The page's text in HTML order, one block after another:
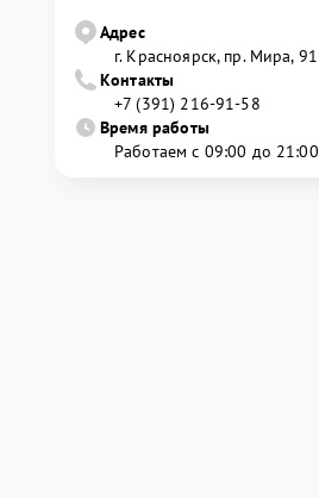
Адрес
г. Красноярск, ​пр. Мира, 91
Контакты
+7 (391) 216-91-58
Время работы
Работаем с 09:00 до 21:00